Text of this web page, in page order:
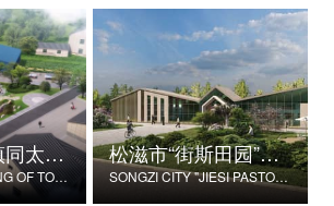
松滋市八宝镇同太湖村村庄规划
VILLAGE PLANNING OF TONGTAIHU VILLAGE, BABAO TOWN, SONGZI CITY
松滋市“街斯田园”美丽乡村示范片建设项目
SONGZI CITY "JIESI PASTORAL" BEAUTIFUL RURAL DEMONSTRATION FILM CONSTRUCTION PROJECT